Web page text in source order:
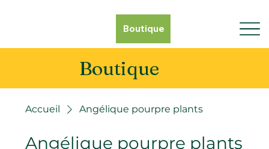
Boutique
Boutique
Accueil Angélique pourpre plants
Angélique pourpre plants